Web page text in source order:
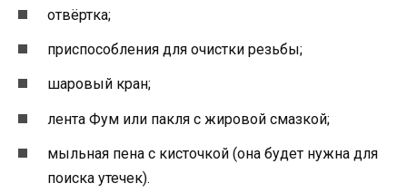
отвёртка;
приспособления для очистки резьбы;
шаровый кран;
лента Фум или пакля с жировой смазкой;
мыльная пена с кисточкой (она будет нужна для
поиска утечек).